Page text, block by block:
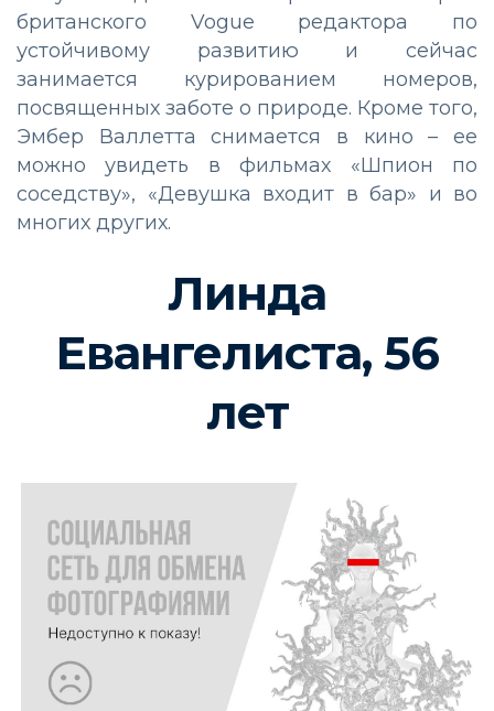
британского Vogue редактора по
устойчивому развитию и сейчас
занимается курированием номеров,
посвященных заботе о природе. Кроме того,
Эмбер Валлетта снимается в кино – ее
можно увидеть в фильмах «Шпион по
соседству», «Девушка входит в бар» и во
многих других.
Линда
Евангелиста, 56
лет